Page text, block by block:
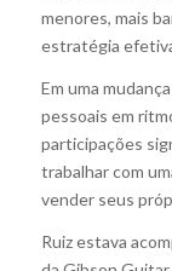
menores, mais
estratégia
Em uma
pessoais em
participações
trabalhar com
vender seus
Ruiz estava